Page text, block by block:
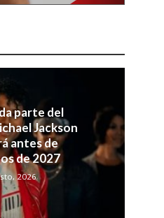
parte del
Jackson
antes de
de 2027
2026